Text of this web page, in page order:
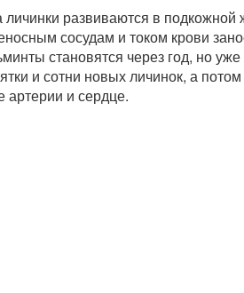
развиваются в
сосудам и током крови
становятся через год, но
и сотни новых личинок, а
артерии и сердце.